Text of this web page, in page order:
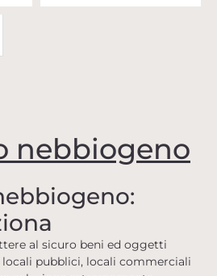
nebbiogeno
al sicuro beni ed oggetti
locali pubblici, locali commerciali